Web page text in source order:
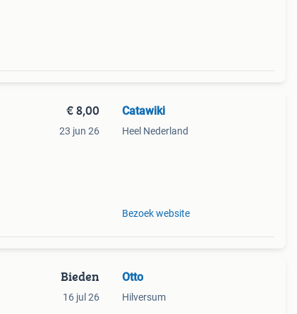
€ 8,00
23 jun 26
Catawiki
Heel Nederland
Bezoek website
Bieden
16 jul 26
Otto
Hilversum